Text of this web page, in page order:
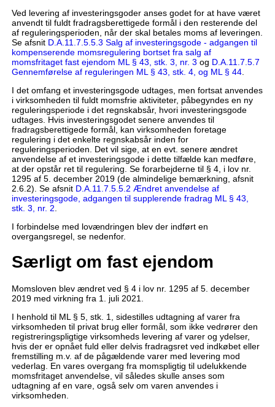
Ved levering af investeringsgoder anses godet for at have været
anvendt til fuldt fradragsberettigede formål i den resterende del
af reguleringsperioden, når der skal betales moms af leveringen.
Se afsnit D.A.11.7.5.5.3 Salg af investeringsgode - adgangen til
kompenserende momsregulering bortset fra salg af
momsfritaget fast ejendom ML § 43, stk. 3, nr. 3 og D.A.11.7.5.7
Gennemførelse af reguleringen ML § 43, stk. 4, og ML § 44.
I det omfang et investeringsgode udtages, men fortsat anvendes
i virksomheden til fuldt momsfrie aktiviteter, påbegyndes en ny
reguleringsperiode i det regnskabsår, hvori investeringsgode
udtages. Hvis investeringsgodet senere anvendes til
fradragsberettigede formål, kan virksomheden foretage
regulering i det enkelte regnskabsår inden for
reguleringsperioden. Det vil sige, at en evt. senere ændret
anvendelse af et investeringsgode i dette tilfælde kan medføre,
at der opstår ret til regulering. Se forarbejderne til § 4, i lov nr.
1295 af 5. december 2019 (de almindelige bemærkning, afsnit
2.6.2). Se afsnit D.A.11.7.5.5.2 Ændret anvendelse af
investeringsgode, adgangen til supplerende fradrag ML § 43,
stk. 3, nr. 2
I forbindelse med lovændringen blev der indført en
overgangsregel, se nedenfor.
Særligt om fast ejendom
Momsloven blev ændret ved § 4 i lov nr. 1295 af 5. december
2019 med virkning fra 1. juli 2021.
I henhold til ML § 5, stk. 1, sidestilles udtagning af varer fra
virksomheden til privat brug eller formål, som ikke vedrører den
registreringspligtige virksomheds levering af varer og ydelser,
hvis der er opnået fuld eller delvis fradragsret ved indkøbet eller
fremstilling m.v. af de pågældende varer med levering mod
vederlag. En vares overgang fra momspligtig til udelukkende
momsfritaget anvendelse, vil således skulle anses som
udtagning af en vare, også selv om varen anvendes i
virksomheden.